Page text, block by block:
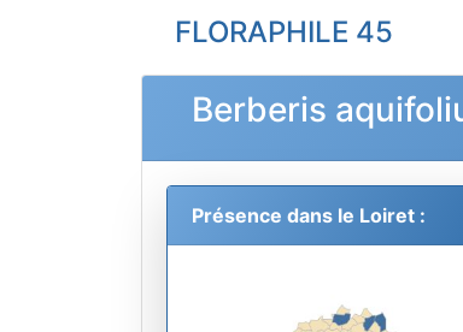
FLORAPHILE 45
Berberis
Présence dans le Loiret :